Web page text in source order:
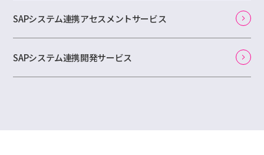
SAPシステム連携アセスメントサービス
SAPシステム連携開発サービス